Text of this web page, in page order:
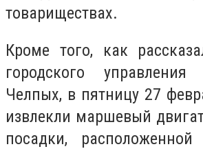
товариществах.
Кроме того, как
городского
Челпых, в пятницу 27
извлекли маршевый
посадки,